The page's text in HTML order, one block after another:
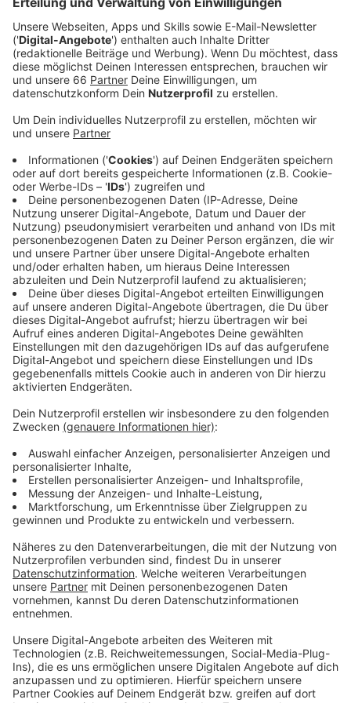
Arbeitslosigkeit in unserer Stadt aber weiterhin
hoch (+28,3 Prozent).
Veröffentlicht:Mittwoch, 30.09.2020 12:36
Anzeige
Zum ersten Mal seit der Corona-Pandemie haben mehr
Düsseldorfer einen neuen Job gefunden (1.827), als
verloren (1.750). Das liegt auch an der Jahreszeit: vor
allem junge Menschen haben im letzten Monat eine
Ausbildung, einen Beruf oder ein Studium angefangen.
Außerdem sind immer weniger Düsseldorfer in
Kurzarbeit (1.108). ABER: im Vergleich zum letzten
Jahr (2019: 93) sind es immer noch sehr viele. Die
Arbeitsagentur empfiehlt Kurzarbeitern, die Zeit für
Weiterbildungen zu nutzen. Durch Corona würde sich
Weiterbildungen würden meist komplett übernommen.
würde.
Mehr Infos zu dem Thema:
Pressemitteilungen der Arbeitsagentur Düsseldorf
Mehr Arbeitslose im August 2020
Informationen zum Kurzarbeitergeld
Informationen der Bundesagentur für Arbeit rund um
Corona